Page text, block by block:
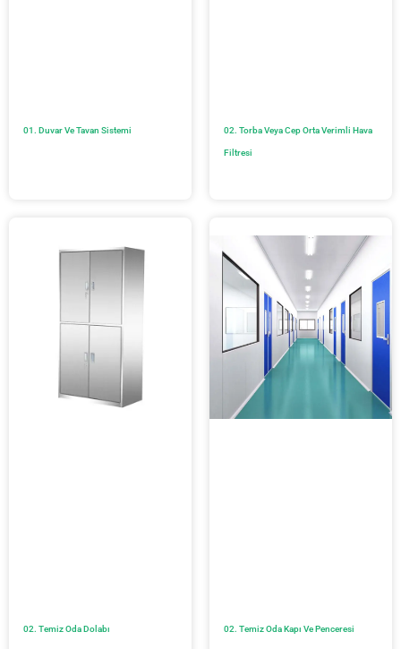
01. Duvar Ve Tavan Sistemi
02. Torba Veya Cep Orta Verimli Hava
Filtresi
02. Temiz Oda Dolabı 02. Temiz Oda Kapı Ve Penceresi